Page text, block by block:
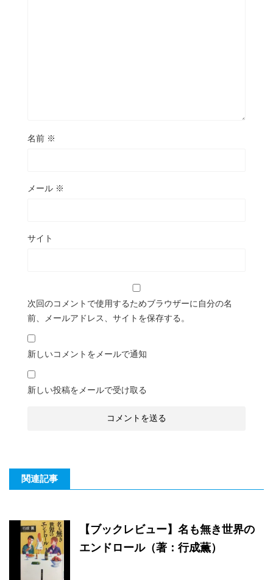
名前 ※
メール ※
サイト
次回のコメントで使用するためブラウザーに自分の名
前、メールアドレス、サイトを保存する。
新しいコメントをメールで通知
新しい投稿をメールで受け取る
関連記事
【ブックレビュー】名も無き世界の
エンドロール（著：行成薫）